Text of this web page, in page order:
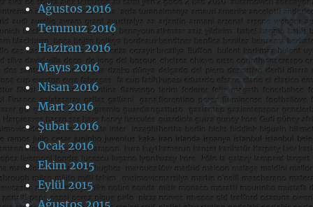
Ağustos 2016
Temmuz 2016
Haziran 2016
Mayıs 2016
Nisan 2016
Mart 2016
Şubat 2016
Ocak 2016
Ekim 2015
Eylül 2015
Ağustos 2015